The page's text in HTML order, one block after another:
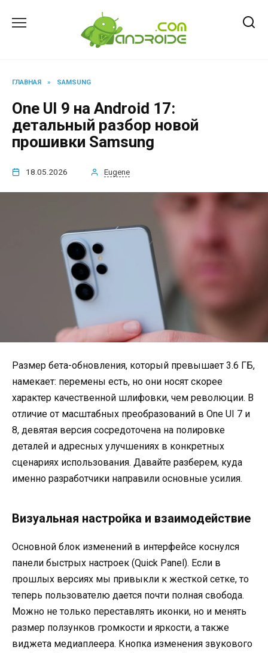
ГЛАВНАЯ » SAMSUNG
One UI 9 на Android 17:
детальный разбор новой
прошивки Samsung
18.05.2026 Eugene
Размер бета-обновления, который превышает 3.6 ГБ,
намекает: перемены есть, но они носят скорее
характер качественной шлифовки, чем революции. В
отличие от масштабных преобразований в One UI 7 и
8, девятая версия сосредоточена на полировке
деталей и адресных улучшениях в конкретных
сценариях использования. Давайте разберем, куда
именно разработчики направили основные усилия.
Визуальная настройка и взаимодействие
Основной блок изменений в интерфейсе коснулся
панели быстрых настроек (Quick Panel). Если в
прошлых версиях мы привыкли к жесткой сетке, то
теперь пользователю дается почти полная свобода.
Можно не только переставлять иконки, но и менять
размер ползунков громкости и яркости, а также
виджета медиаплеера. Кнопка изменения звукового